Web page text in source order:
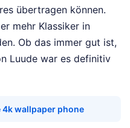
übertragen können.
mehr Klassiker in
Ob das immer gut ist,
Luude war es definitiv
4k wallpaper phone